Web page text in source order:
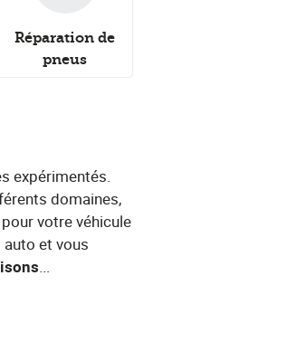
Réparation de
pneus
expérimentés.
domaines,
votre véhicule
et vous
​...